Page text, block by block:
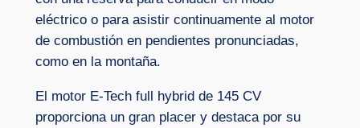
eléctrico o para asistir continuamente al motor
de combustión en pendientes pronunciadas,
como en la montaña.
El motor E-Tech full hybrid de 145 CV
proporciona un gran placer y destaca por su